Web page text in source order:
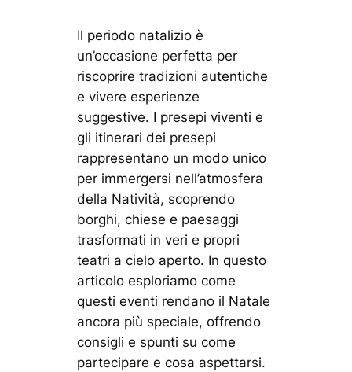
Il periodo natalizio è
un’occasione perfetta per
riscoprire tradizioni autentiche
e vivere esperienze
suggestive. I presepi viventi e
gli itinerari dei presepi
rappresentano un modo unico
per immergersi nell’atmosfera
della Natività, scoprendo
borghi, chiese e paesaggi
trasformati in veri e propri
teatri a cielo aperto. In questo
articolo esploriamo come
questi eventi rendano il Natale
ancora più speciale, offrendo
consigli e spunti su come
partecipare e cosa aspettarsi.